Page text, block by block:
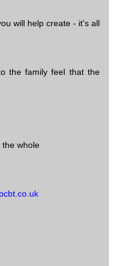
will help create - it's all
the family feel that the
whole